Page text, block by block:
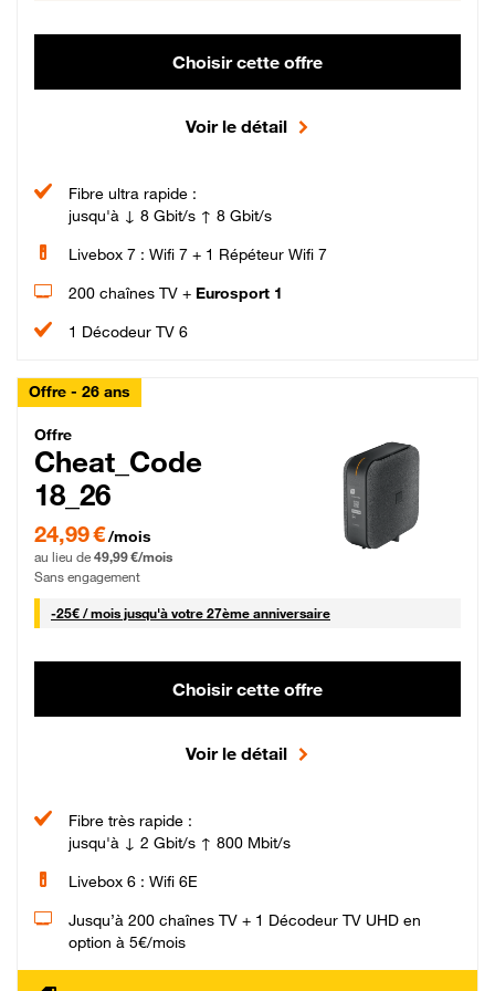
Choisir cette offre
Voir le détail
Fibre ultra rapide :
jusqu'à ↓ 8 Gbit/s ↑ 8 Gbit/s
Livebox 7 : Wifi 7 + 1 Répéteur Wifi 7
200 chaînes TV + Eurosport 1
1 Décodeur TV 6
Offre - 26 ans
Cheat_Code Fibre_18_26
Offre
Cheat_Code
18_26
24,99 € par mois pendant 0 mois puis 49,99 € par mois, Sans engagement
24,99 €/mois
au lieu de 49,99 €/mois
Sans engagement
-25€ / mois25 € par mois
jusqu'à votre 27ème anniversaire
Choisir cette offre
Voir le détail
Fibre très rapide :
jusqu'à ↓ 2 Gbit/s ↑ 800 Mbit/s
Livebox 6 : Wifi 6E
Jusqu’à 200 chaînes TV + 1 Décodeur TV UHD en
option à 5€/mois